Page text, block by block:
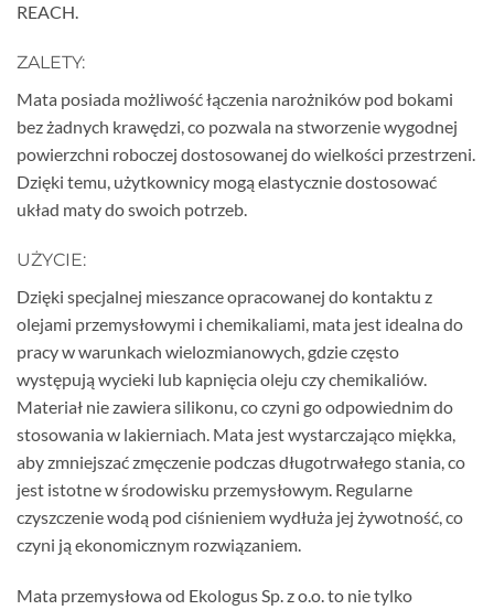
REACH.
ZALETY:
Mata posiada możliwość łączenia narożników pod bokami
bez żadnych krawędzi, co pozwala na stworzenie wygodnej
powierzchni roboczej dostosowanej do wielkości przestrzeni.
Dzięki temu, użytkownicy mogą elastycznie dostosować
układ maty do swoich potrzeb.
UŻYCIE:
Dzięki specjalnej mieszance opracowanej do kontaktu z
olejami przemysłowymi i chemikaliami, mata jest idealna do
pracy w warunkach wielozmianowych, gdzie często
występują wycieki lub kapnięcia oleju czy chemikaliów.
Materiał nie zawiera silikonu, co czyni go odpowiednim do
stosowania w lakierniach. Mata jest wystarczająco miękka,
aby zmniejszać zmęczenie podczas długotrwałego stania, co
jest istotne w środowisku przemysłowym. Regularne
czyszczenie wodą pod ciśnieniem wydłuża jej żywotność, co
czyni ją ekonomicznym rozwiązaniem.
Mata przemysłowa od Ekologus Sp. z o.o. to nie tylko